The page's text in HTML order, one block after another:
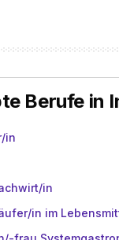
Berufe in
in
in
in im